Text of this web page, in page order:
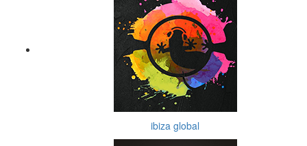
ibiza global